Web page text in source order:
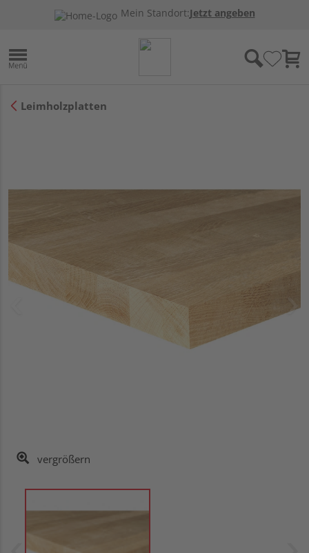
Mein Standort:Jetzt angeben
Leimholzplatten
vergrößern